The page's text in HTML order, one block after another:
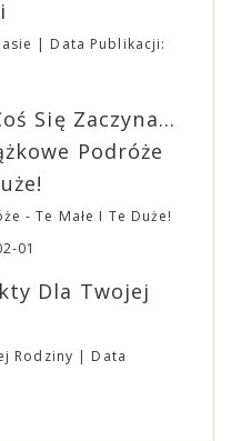
Hereditary” i
zrealizował najbardziej
mu w pełni podzielić
wizją świata, a przede
kwietnia.
a przed halą
Życzymy Wam
na nadchodzącą
Data Publikacji:
Się Zaczyna...
Podróże
- Te Małe I Te Duże!
01
Dla Twojej
Rodziny
Data